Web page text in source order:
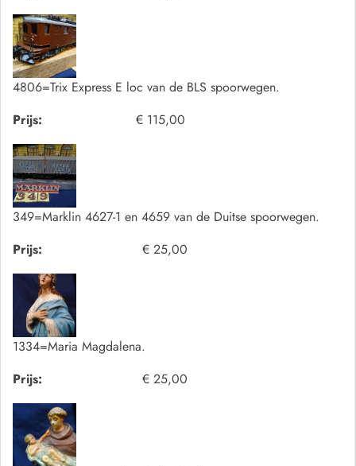
4806=Trix Express E loc van de BLS spoorwegen.
Prijs:
€ 115,00
349=Marklin 4627-1 en 4659 van de Duitse spoorwegen.
Prijs:
€ 25,00
1334=Maria Magdalena.
Prijs:
€ 25,00